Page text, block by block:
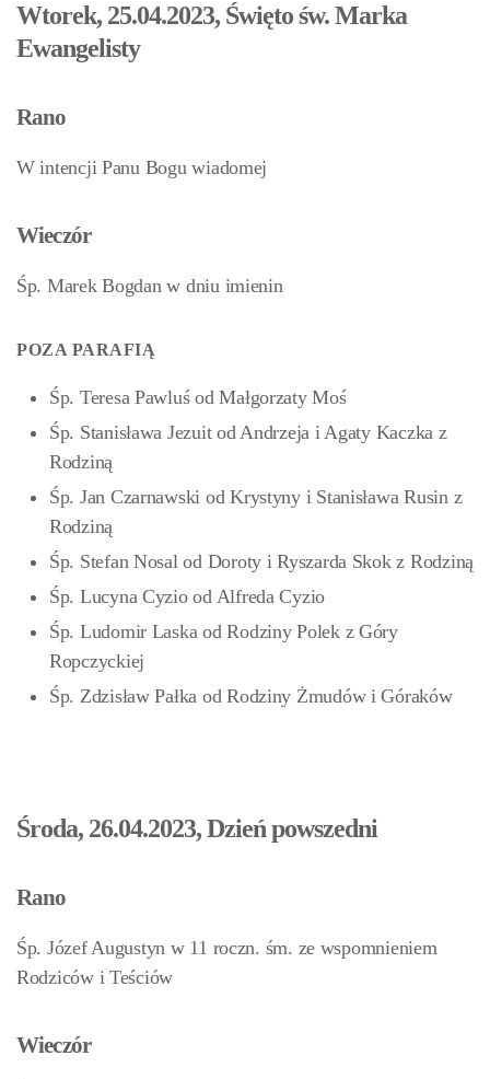
Wtorek, 25.04.2023, Święto św. Marka
Ewangelisty
Rano
W intencji Panu Bogu wiadomej
Wieczór
Śp. Marek Bogdan w dniu imienin
POZA PARAFIĄ
Śp. Teresa Pawluś od Małgorzaty Moś
Śp. Stanisława Jezuit od Andrzeja i Agaty Kaczka z
Rodziną
Śp. Jan Czarnawski od Krystyny i Stanisława Rusin z
Rodziną
Śp. Stefan Nosal od Doroty i Ryszarda Skok z Rodziną
Śp. Lucyna Cyzio od Alfreda Cyzio
Śp. Ludomir Laska od Rodziny Polek z Góry
Ropczyckiej
Śp. Zdzisław Pałka od Rodziny Żmudów i Góraków
Środa, 26.04.2023, Dzień powszedni
Rano
Śp. Józef Augustyn w 11 roczn. śm. ze wspomnieniem
Rodziców i Teściów
Wieczór